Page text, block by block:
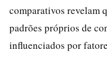
comparativos revelam
padrões próprios de
influenciados por